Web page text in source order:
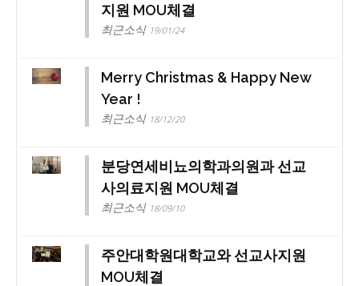
지원 MOU체결
최근소식 19/01/24
Merry Christmas & Happy New
Year !
최근소식 18/12/20
분당연세비뇨의학과의원과 선교
사의료지원 MOU체결
최근소식 18/09/10
주안대학원대학교와 선교사지원
MOU체결